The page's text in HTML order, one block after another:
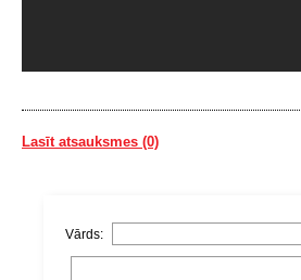
Lasīt atsauksmes (0)
Vārds: